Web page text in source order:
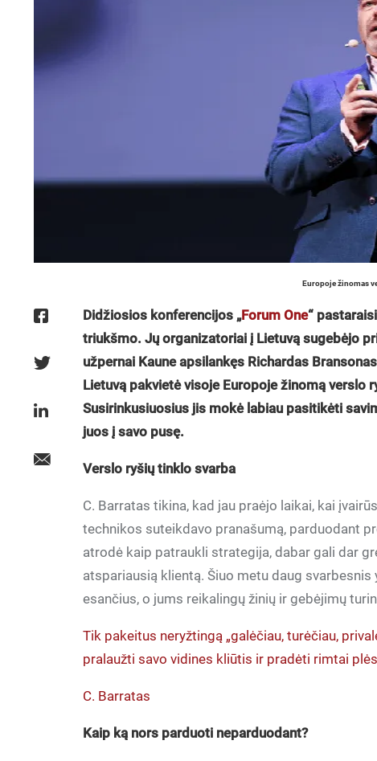
Europoje žinomas
Didžiosios konferencijos „Forum One“
triukšmo. Jų organizatoriai į Lietuvą sugebėjo
užpernai Kaune apsilankęs Richardas
Lietuvą pakvietė visoje Europoje žinomą
Susirinkusiuosius jis mokė labiau pasitikėti
juos į savo pusę.
Verslo ryšių tinklo svarba
C. Barratas tikina, kad jau praėjo laikai, kai
technikos suteikdavo pranašumą, parduodant
atrodė kaip patraukli strategija, dabar gali dar
atspariausią klientą. Šiuo metu daug
esančius, o jums reikalingų žinių ir gebėjimų
Tik pakeitus neryžtingą „galėčiau, turėčiau,
pralaužti savo vidines kliūtis ir pradėti rimtai
C. Barratas
Kaip ką nors parduoti neparduodant?